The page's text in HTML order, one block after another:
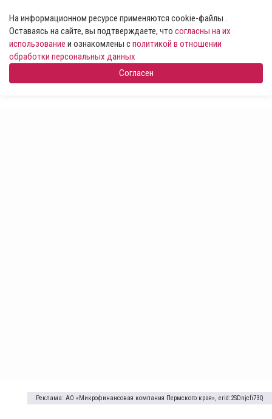
На информационном ресурсе применяются cookie-файлы .
Оставаясь на сайте, вы подтверждаете, что согласны на их
использование и ознакомлены сполитикой в отношении
обработки персональных данных
Согласен
Реклама: АО «Микрофинансовая компания Пермского края», erid:2SDnjcfi73Q